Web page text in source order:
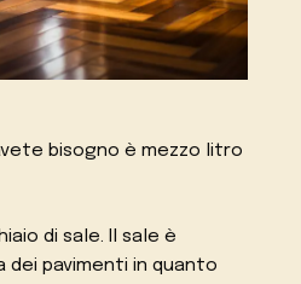
bisogno è mezzo litro
di sale. Il sale è
dei pavimenti in quanto